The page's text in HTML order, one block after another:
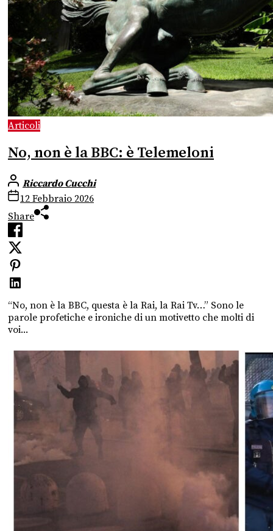
Articoli
No, non è la BBC: è Telemeloni
Riccardo Cucchi
12 Febbraio 2026
Share
“No, non è la BBC, questa è la Rai, la Rai Tv…” Sono le
parole profetiche e ironiche di un motivetto che molti di
voi...